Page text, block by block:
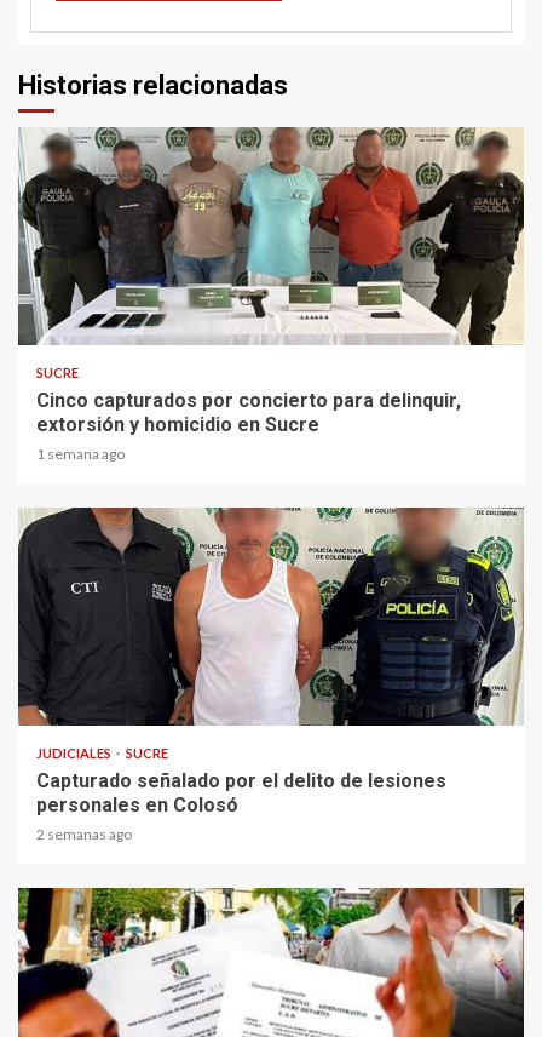
Historias relacionadas
2 min read
SUCRE
Cinco capturados por concierto para delinquir,
extorsión y homicidio en Sucre
1 semana ago
1 min read
JUDICIALES SUCRE
Capturado señalado por el delito de lesiones
personales en Colosó
2 semanas ago